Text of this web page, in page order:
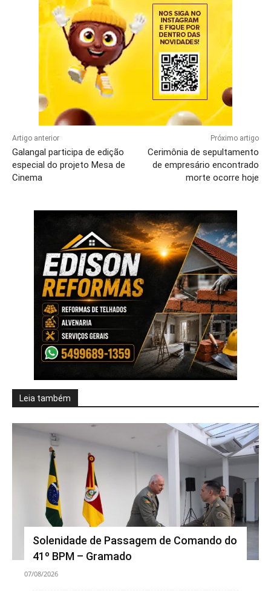
Artigo anterior
Galangal participa de edição
especial do projeto Mesa de
Cinema
Próximo artigo
Cerimônia de sepultamento
de empresário encontrado
morte ocorre hoje
Leia também
Solenidade de Passagem de Comando do
41º BPM – Gramado
07/08/2026